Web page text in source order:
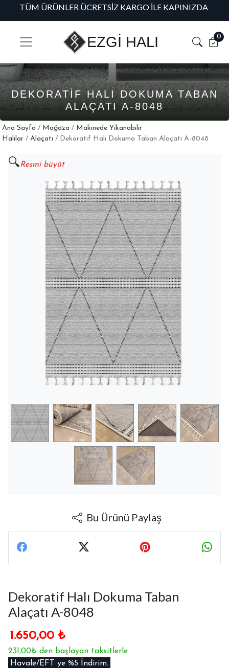
TÜM ÜRÜNLER ÜCRETSIZ KARGO İLE KAPINIZDA
EZGİ HALI 0
DEKORATIF HALI DOKUMA TABAN
ALAÇATI A-8048
Ana Sayfa / Mağaza / Makinede Yıkanabilir
Halılar / Alaçatı / Dekoratif Halı Dokuma Taban Alaçatı A-8048
🔍
Bu Ürünü Paylaş
Dekoratif Halı Dokuma Taban
Alaçatı A-8048
1.650,00 ₺
231,00₺ den başlayan taksitlerle
Havale/EFT ye %5 İndirim.